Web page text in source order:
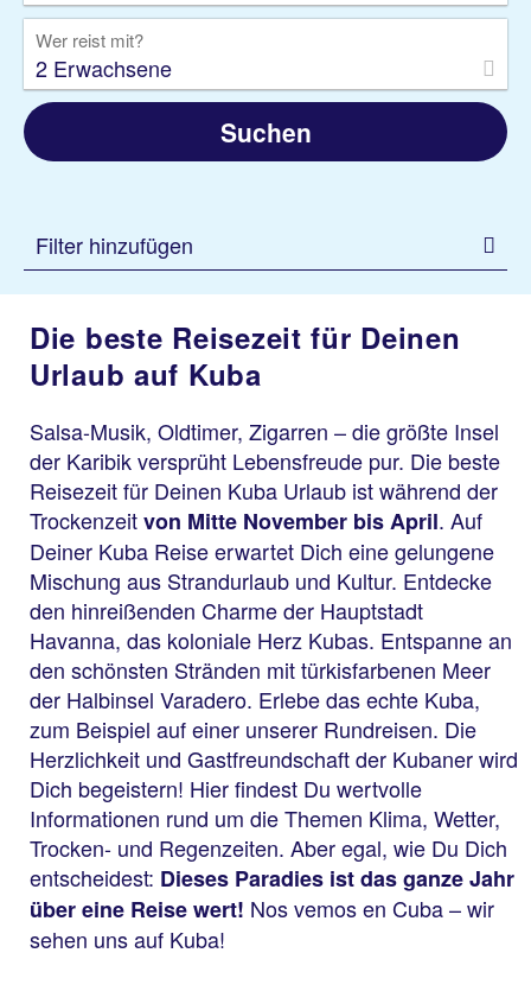
Wer reist mit?
2 Erwachsene
Suchen
Filter hinzufügen
Die beste Reisezeit für Deinen
Urlaub auf Kuba
Salsa-Musik, Oldtimer, Zigarren – die größte Insel
der Karibik versprüht Lebensfreude pur. Die beste
Reisezeit für Deinen Kuba Urlaub ist während der
Trockenzeitvon Mitte November bis April. Auf
Deiner Kuba Reise erwartet Dich eine gelungene
Mischung aus Strandurlaub und Kultur. Entdecke
den hinreißenden Charme der Hauptstadt
Havanna, das koloniale Herz Kubas. Entspanne an
den schönsten Stränden mit türkisfarbenen Meer
der Halbinsel Varadero. Erlebe das echte Kuba,
zum Beispiel auf einer unserer Rundreisen. Die
Herzlichkeit und Gastfreundschaft der Kubaner wird
Dich begeistern! Hier findest Du wertvolle
Informationen rund um die Themen Klima, Wetter,
Trocken- und Regenzeiten. Aber egal, wie Du Dich
entscheidest: Dieses Paradies ist das ganze Jahr
über eine Reise wert! Nos vemos en Cuba – wir
sehen uns auf Kuba!